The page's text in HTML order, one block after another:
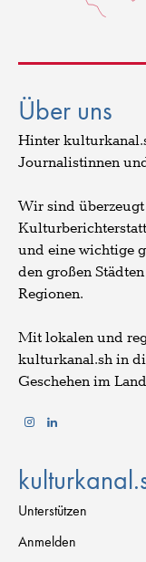
Über uns
Hinter
Journalistinnen
Wir sind
und eine wichtige
den großen
Regionen.
Mit lokalen und
kulturkanal.sh in
Geschehen im
Unterstützen
Anmelden